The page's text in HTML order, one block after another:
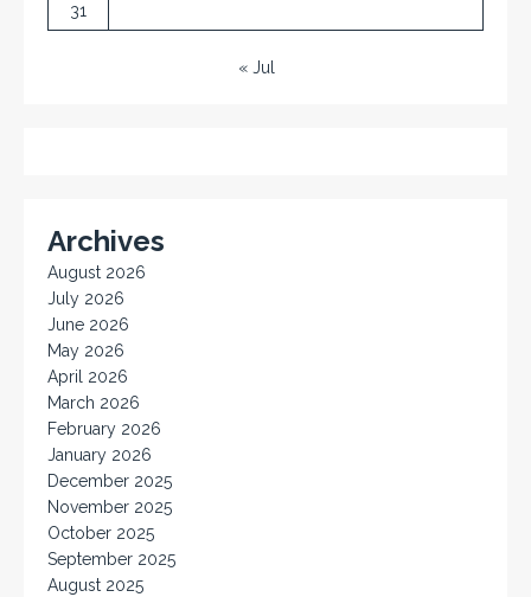
31
« Jul
Archives
August 2026
July 2026
June 2026
May 2026
April 2026
March 2026
February 2026
January 2026
December 2025
November 2025
October 2025
September 2025
August 2025